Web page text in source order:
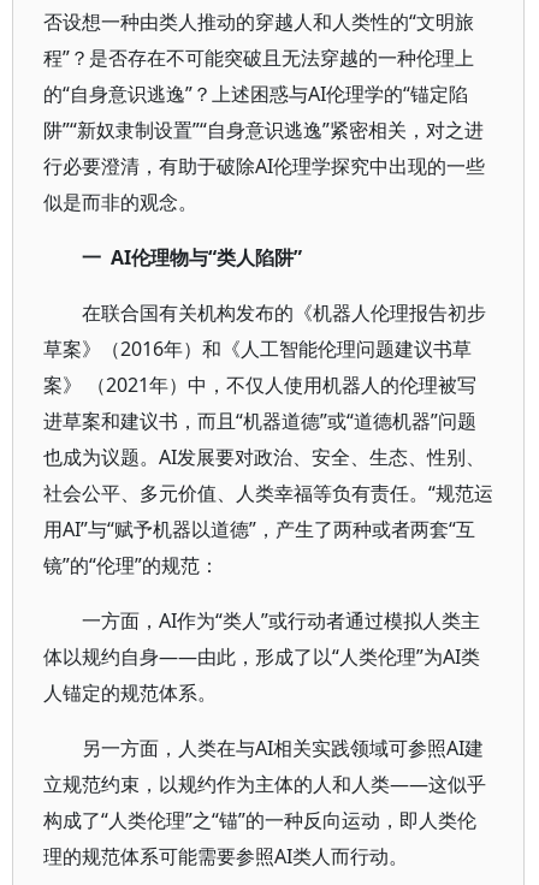
否设想一种由类人推动的穿越人和人类性的“文明旅
程”？是否存在不可能突破且无法穿越的一种伦理上
的“自身意识逃逸”？上述困惑与AI伦理学的“锚定陷
阱”“新奴隶制设置”“自身意识逃逸”紧密相关，对之进
行必要澄清，有助于破除AI伦理学探究中出现的一些
似是而非的观念。
一 AI伦理物与“类人陷阱”
在联合国有关机构发布的《机器人伦理报告初步
草案》（2016年）和《人工智能伦理问题建议书草
案》 （2021年）中，不仅人使用机器人的伦理被写
进草案和建议书，而且“机器道德”或“道德机器”问题
也成为议题。AI发展要对政治、安全、生态、性别、
社会公平、多元价值、人类幸福等负有责任。“规范运
用AI”与“赋予机器以道德”，产生了两种或者两套“互
镜”的“伦理”的规范：
一方面，AI作为“类人”或行动者通过模拟人类主
体以规约自身——由此，形成了以“人类伦理”为AI类
人锚定的规范体系。
另一方面，人类在与AI相关实践领域可参照AI建
立规范约束，以规约作为主体的人和人类——这似乎
构成了“人类伦理”之“锚”的一种反向运动，即人类伦
理的规范体系可能需要参照AI类人而行动。